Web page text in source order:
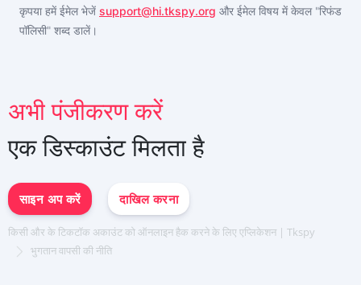
कृपया हमें ईमेल भेजें support@hi.tkspy.org और ईमेल विषय में केवल "रिफंड
पॉलिसी" शब्द डालें।
अभी पंजीकरण करें
एक डिस्काउंट मिलता है
साइन अप करें दाखिल करना
किसी और के टिकटॉक अकाउंट को ऑनलाइन हैक करने के लिए एप्लिकेशन | Tkspy
भुगतान वापसी की नीति
Deutsch
中文
日本
Portuguese (Brazil)
English
Italiano